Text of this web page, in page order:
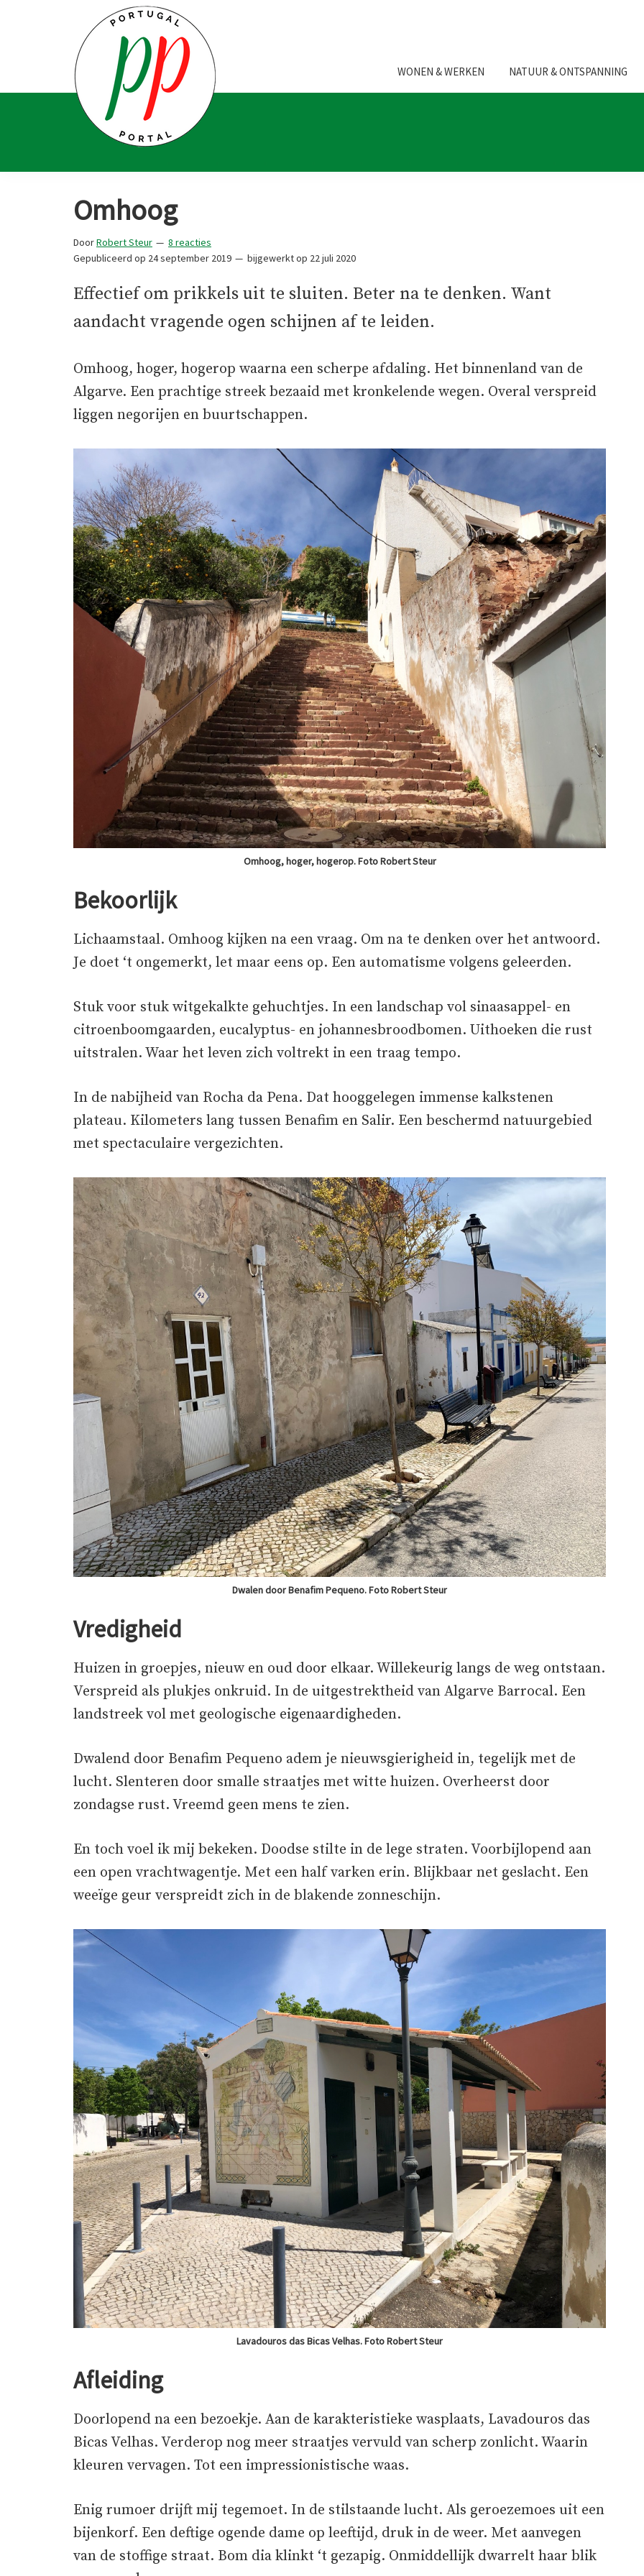
hoofdnavigatie
Portal
en
fanaten
WONEN & WERKEN NATUUR & ONTSPANNING
Omhoog
DoorRobert Steur
8 reacties
Gepubliceerd op 24 september 2019 bijgewerkt op 22 juli 2020
Effectief om prikkels uit te sluiten. Beter na te denken. Want
aandacht vragende ogen schijnen af te leiden.
Omhoog, hoger, hogerop waarna een scherpe afdaling. Het binnenland van de
Algarve. Een prachtige streek bezaaid met kronkelende wegen. Overal verspreid
liggen negorijen en buurtschappen.
Omhoog, hoger, hogerop. Foto Robert Steur
Bekoorlijk
Lichaamstaal. Omhoog kijken na een vraag. Om na te denken over het antwoord.
Je doet ‘t ongemerkt, let maar eens op. Een automatisme volgens geleerden.
Stuk voor stuk witgekalkte gehuchtjes. In een landschap vol sinaasappel- en
citroenboomgaarden, eucalyptus- en johannesbroodbomen. Uithoeken die rust
uitstralen. Waar het leven zich voltrekt in een traag tempo.
In de nabijheid van Rocha da Pena. Dat hooggelegen immense kalkstenen
plateau. Kilometers lang tussen Benafim en Salir. Een beschermd natuurgebied
met spectaculaire vergezichten.
Dwalen door Benafim Pequeno. Foto Robert Steur
Vredigheid
Huizen in groepjes, nieuw en oud door elkaar. Willekeurig langs de weg ontstaan.
Verspreid als plukjes onkruid. In de uitgestrektheid van Algarve Barrocal. Een
landstreek vol met geologische eigenaardigheden.
Dwalend door Benafim Pequeno adem je nieuwsgierigheid in, tegelijk met de
lucht. Slenteren door smalle straatjes met witte huizen. Overheerst door
zondagse rust. Vreemd geen mens te zien.
En toch voel ik mij bekeken. Doodse stilte in de lege straten. Voorbijlopend aan
een open vrachtwagentje. Met een half varken erin. Blijkbaar net geslacht. Een
weeïge geur verspreidt zich in de blakende zonneschijn.
Lavadouros das Bicas Velhas. Foto Robert Steur
Afleiding
Doorlopend na een bezoekje. Aan de karakteristieke wasplaats, Lavadouros das
Bicas Velhas. Verderop nog meer straatjes vervuld van scherp zonlicht. Waarin
kleuren vervagen. Tot een impressionistische waas.
Enig rumoer drijft mij tegemoet. In de stilstaande lucht. Als geroezemoes uit een
bijenkorf. Een deftige ogende dame op leeftijd, druk in de weer. Met aanvegen
van de stoffige straat. Bom dia klinkt ‘t gezapig. Onmiddellijk dwarrelt haar blik